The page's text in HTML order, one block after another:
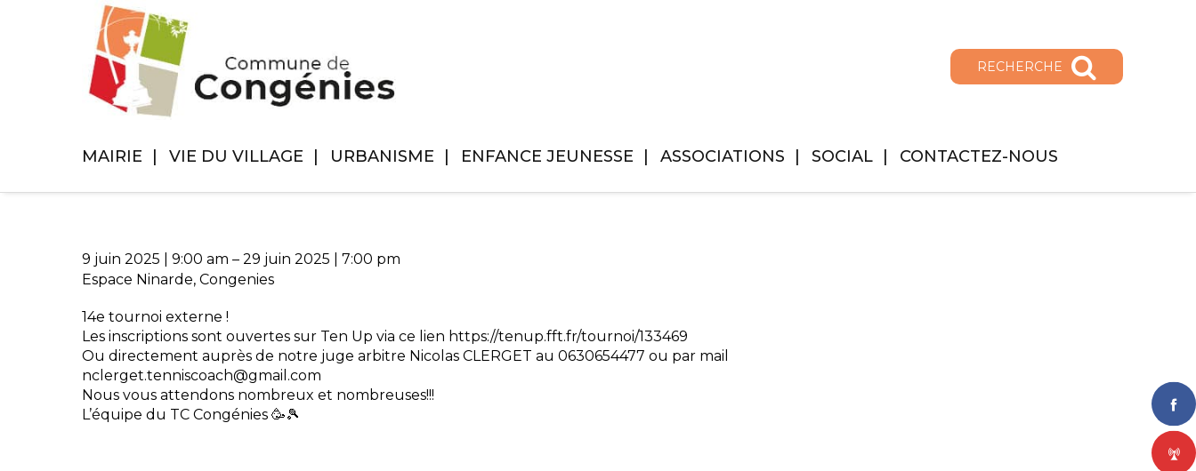
RECHERCHE
MAIRIE VIE DU VILLAGE URBANISME ENFANCE JEUNESSE ASSOCIATIONS SOCIAL CONTACTEZ-NOUS
9 juin 2025 9:00 am – 29 juin 2025
7:00 pm
Espace Ninarde, Congenies
14e tournoi externe !
Les inscriptions sont ouvertes sur Ten Up via ce lien https://tenup.fft.fr/tournoi/133469
Ou directement auprès de notre juge arbitre Nicolas CLERGET au 0630654477 ou par mail
nclerget.tenniscoach@gmail.com
Nous vous attendons nombreux et nombreuses!!!
L’équipe du TC Congénies 🥳🎾